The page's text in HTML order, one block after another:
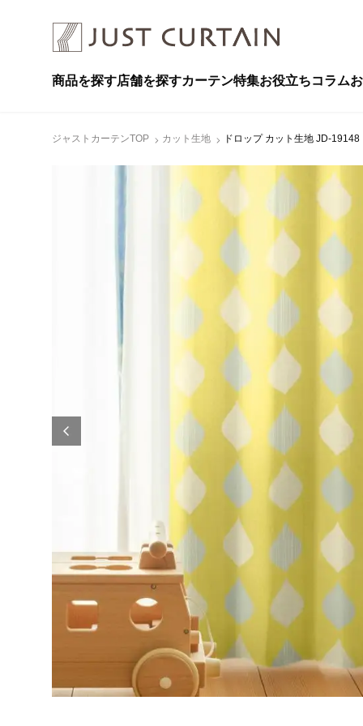
商品を探す店舗を探すカーテン特集お役立ちコラム
ジャストカーテンTOP カット生地 ドロップ カット生地 JD-19148